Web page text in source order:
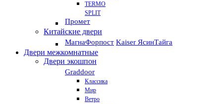
ТЕRМО
SPLIT
Промет
Китайские двери
МагнаФорпост Kaiser ЯсинТайга
Двери межкомнатные
Двери экошпон
Graddoor
Классика
Мир
Ветро